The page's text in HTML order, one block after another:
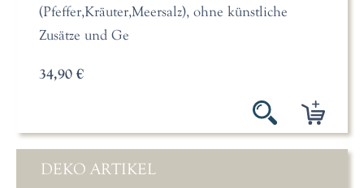
(Pfeffer,Kräuter,Meersalz), ohne künstliche
Zusätze und Ge
34,90 €
DEKO ARTIKEL